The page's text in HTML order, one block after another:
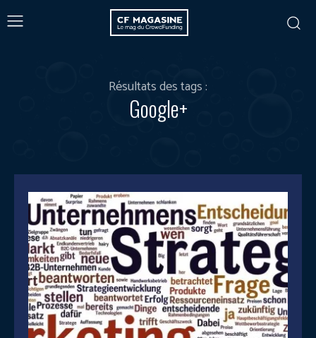
Résultats des tags :
Google+